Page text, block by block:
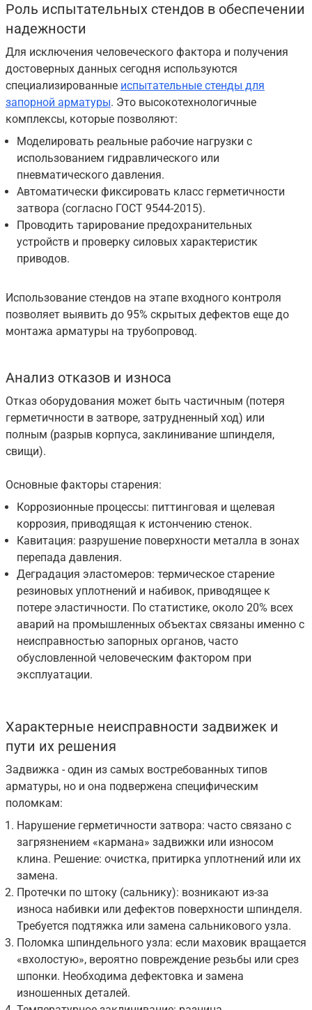
Роль испытательных стендов в обеспечении
надежности
Для исключения человеческого фактора и получения
достоверных данных сегодня используются
специализированные испытательные стенды для
запорной арматуры. Это высокотехнологичные
комплексы, которые позволяют:
Моделировать реальные рабочие нагрузки с
использованием гидравлического или
пневматического давления.
Автоматически фиксировать класс герметичности
затвора (согласно ГОСТ 9544-2015).
Проводить тарирование предохранительных
устройств и проверку силовых характеристик
приводов.
Использование стендов на этапе входного контроля
позволяет выявить до 95% скрытых дефектов еще до
монтажа арматуры на трубопровод.
Анализ отказов и износа
Отказ оборудования может быть частичным (потеря
герметичности в затворе, затрудненный ход) или
полным (разрыв корпуса, заклинивание шпинделя,
свищи).
Основные факторы старения:
Коррозионные процессы: питтинговая и щелевая
коррозия, приводящая к истончению стенок.
Кавитация: разрушение поверхности металла в зонах
перепада давления.
Деградация эластомеров: термическое старение
резиновых уплотнений и набивок, приводящее к
потере эластичности. По статистике, около 20% всех
аварий на промышленных объектах связаны именно с
неисправностью запорных органов, часто
обусловленной человеческим фактором при
эксплуатации.
Характерные неисправности задвижек и
пути их решения
Задвижка - один из самых востребованных типов
арматуры, но и она подвержена специфическим
поломкам:
Нарушение герметичности затвора: часто связано с
загрязнением «кармана» задвижки или износом
клина. Решение: очистка, притирка уплотнений или их
замена.
Протечки по штоку (сальнику): возникают из-за
износа набивки или дефектов поверхности шпинделя.
Требуется подтяжка или замена сальникового узла.
Поломка шпиндельного узла: если маховик вращается
«вхолостую», вероятно повреждение резьбы или срез
шпонки. Необходима дефектовка и замена
изношенных деталей.